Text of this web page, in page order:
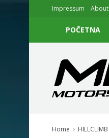
Impressum About
POČETNA
Home HILLCLIMB